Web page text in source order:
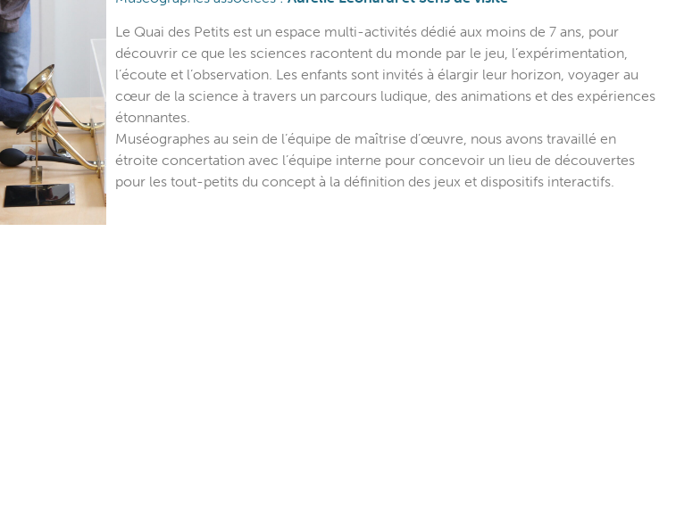
Le Quai des Petits est un espace multi-activités dédié aux moins de 7 ans, pour
découvrir ce que les sciences racontent du monde par le jeu, l’expérimentation,
l’écoute et l’observation. Les enfants sont invités à élargir leur horizon, voyager au
cœur de la science à travers un parcours ludique, des animations et des expériences
étonnantes.
Muséographes au sein de l’équipe de maîtrise d’œuvre, nous avons travaillé en
étroite concertation avec l’équipe interne pour concevoir un lieu de découvertes
pour les tout-petits du concept à la définition des jeux et dispositifs interactifs.